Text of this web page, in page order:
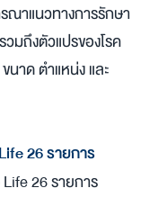
าแนวทางการรักษา
มถึงตัวแปรของโรค
นาด ตำแหน่ง และ
26 รายการ